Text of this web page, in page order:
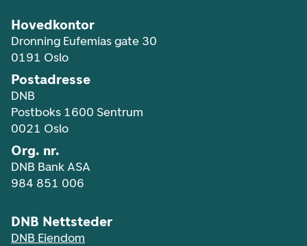
Hovedkontor
Dronning Eufemias gate 30
0191 Oslo
Postadresse
DNB
Postboks 1600 Sentrum
0021 Oslo
Org. nr.
DNB Bank ASA
984 851 006
DNB Nettsteder
DNB Eiendom